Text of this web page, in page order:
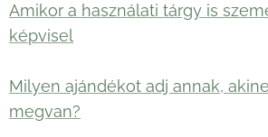
Amikor a használati tárgy is
képvisel
Milyen ajándékot adj annak,
megvan?